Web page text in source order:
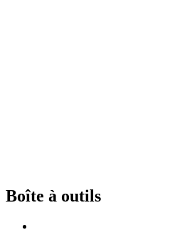
Boîte à outils